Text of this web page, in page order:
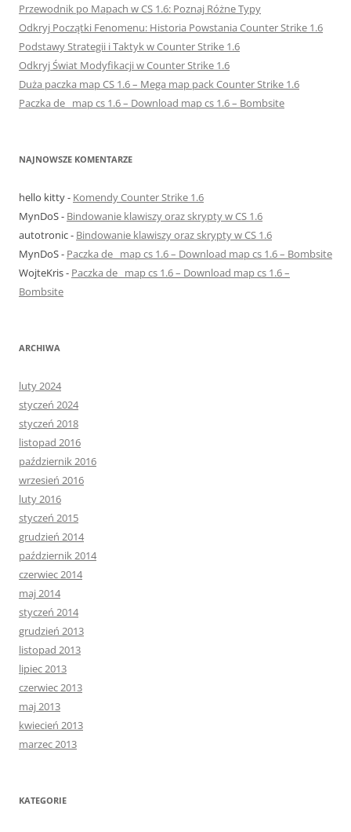
Przewodnik po Mapach w CS 1.6: Poznaj Różne Typy
Odkryj Początki Fenomenu: Historia Powstania Counter Strike 1.6
Podstawy Strategii i Taktyk w Counter Strike 1.6
Odkryj Świat Modyfikacji w Counter Strike 1.6
Duża paczka map CS 1.6 – Mega map pack Counter Strike 1.6
Paczka de_ map cs 1.6 – Download map cs 1.6 – Bombsite
NAJNOWSZE KOMENTARZE
hello kitty- Komendy Counter Strike 1.6
MynDoS- Bindowanie klawiszy oraz skrypty w CS 1.6
autotronic- Bindowanie klawiszy oraz skrypty w CS 1.6
MynDoS- Paczka de_ map cs 1.6 – Download map cs 1.6 – Bombsite
WojteKris- Paczka de_ map cs 1.6 – Download map cs 1.6 –
Bombsite
ARCHIWA
luty 2024
styczeń 2024
styczeń 2018
listopad 2016
październik 2016
wrzesień 2016
luty 2016
styczeń 2015
grudzień 2014
październik 2014
czerwiec 2014
maj 2014
styczeń 2014
grudzień 2013
listopad 2013
lipiec 2013
czerwiec 2013
maj 2013
kwiecień 2013
marzec 2013
KATEGORIE